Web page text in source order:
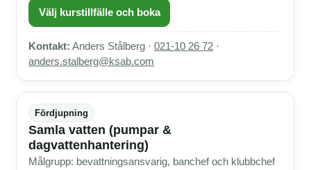
Välj kurstillfälle och boka
Kontakt: Anders Stålberg · 021-10 26 72 ·
anders.stalberg@ksab.com
Fördjupning
Samla vatten (pumpar &
dagvattenhantering)
Målgrupp: bevattningsansvarig, banchef och klubbchef